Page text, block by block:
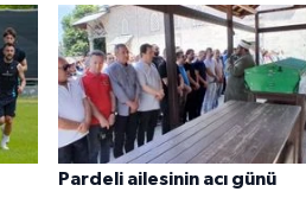
Pardeli ailesinin acı günü